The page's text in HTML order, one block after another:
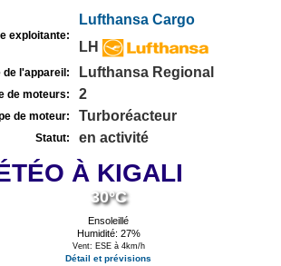
exploitante:
Lufthansa Cargo
LH
de l'appareil: Lufthansa Regional
de moteurs: 2
de moteur: Turboréacteur
Statut: en activité
À KIGALI
30°C
Ensoleillé
Humidité: 27%
Vent: ESE à 4km/h
Détail et prévisions